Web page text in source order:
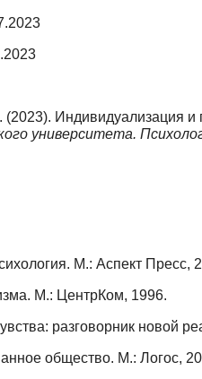
Индивидуализация и
университета.
М.: Аспект Пресс,
М.: ЦентрКом, 1996.
разговорник новой
общество. М.: Логос,